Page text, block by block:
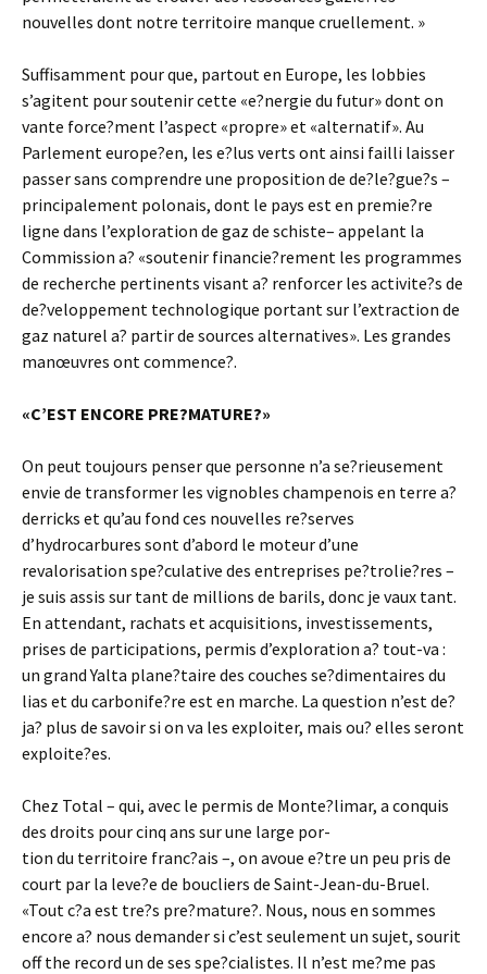
nouvelles dont notre territoire manque cruellement. »
Suffisamment pour que, partout en Europe, les lobbies
s’agitent pour soutenir cette «e?nergie du futur» dont on
vante force?ment l’aspect «propre» et «alternatif». Au
Parlement europe?en, les e?lus verts ont ainsi failli laisser
passer sans comprendre une proposition de de?le?gue?s –
principalement polonais, dont le pays est en premie?re
ligne dans l’exploration de gaz de schiste– appelant la
Commission a? «soutenir financie?rement les programmes
de recherche pertinents visant a? renforcer les activite?s de
de?veloppement technologique portant sur l’extraction de
gaz naturel a? partir de sources alternatives». Les grandes
manœuvres ont commence?.
«C’EST ENCORE PRE?MATURE?»
On peut toujours penser que personne n’a se?rieusement
envie de transformer les vignobles champenois en terre a?
derricks et qu’au fond ces nouvelles re?serves
d’hydrocarbures sont d’abord le moteur d’une
revalorisation spe?culative des entreprises pe?trolie?res –
je suis assis sur tant de millions de barils, donc je vaux tant.
En attendant, rachats et acquisitions, investissements,
prises de participations, permis d’exploration a? tout-va :
un grand Yalta plane?taire des couches se?dimentaires du
lias et du carbonife?re est en marche. La question n’est de?
ja? plus de savoir si on va les exploiter, mais ou? elles seront
exploite?es.
Chez Total – qui, avec le permis de Monte?limar, a conquis
des droits pour cinq ans sur une large por-
tion du territoire franc?ais –, on avoue e?tre un peu pris de
court par la leve?e de boucliers de Saint-Jean-du-Bruel.
«Tout c?a est tre?s pre?mature?. Nous, nous en sommes
encore a? nous demander si c’est seulement un sujet, sourit
off the record un de ses spe?cialistes. Il n’est me?me pas